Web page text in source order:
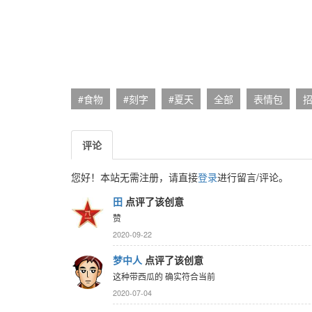
#食物 #刻字 #夏天 全部 表情包
评论
您好！本站无需注册，请直接登录进行留言/评论。
田 点评了该创意
赞
2020-09-22
梦中人 点评了该创意
这种带西瓜的 确实符合当前
2020-07-04